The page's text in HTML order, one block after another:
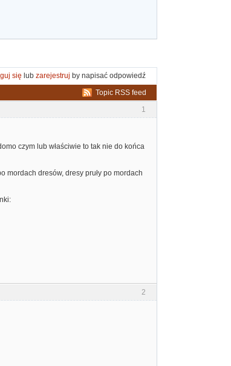
się lub zarejestruj by napisać odpowiedź
Topic RSS feed
1
czym lub właściwie to tak nie do końca
mordach dresów, dresy pruły po mordach
2